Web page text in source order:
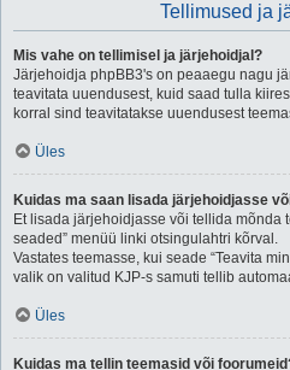
Tellimused ja
Mis vahe on tellimisel ja järjehoidjal?
Järjehoidja phpBB3's on peaaegu nagu
teavitata uuendusest, kuid saad tulla
korral sind teavitatakse uuendusest
Üles
Kuidas ma saan lisada järjehoidjasse
Et lisada järjehoidjasse või tellida mõnda
seaded” menüü linki otsingulahtri kõrval.
Vastates teemasse, kui seade “Teavita
valik on valitud KJP-s samuti tellib
Üles
Kuidas ma tellin teemasid või